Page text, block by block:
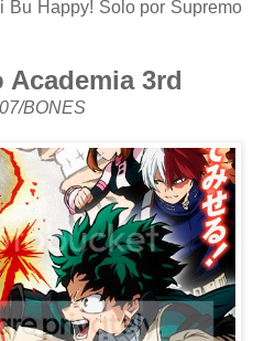
Bu Happy! Solo por Supremo
Academia 3rd
BONES